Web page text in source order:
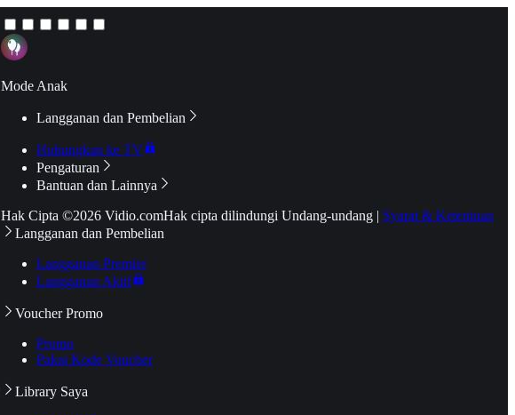
Mode Anak
Langganan dan Pembelian
Hubungkan ke TV
Pengaturan
Bantuan dan Lainnya
Hak Cipta ©2026 Vidio.comHak cipta dilindungi Undang-undang | Syarat & Ketentuan
Langganan dan Pembelian
Langganan Premier
Langganan Aktif
Voucher Promo
Promo
Pakai Kode Voucher
Library Saya